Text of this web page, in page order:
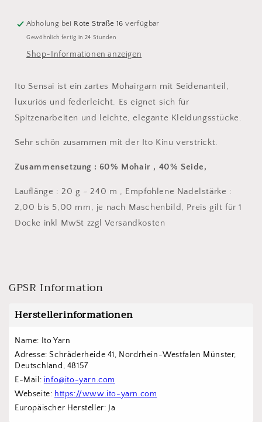
Abholung bei Rote Straße 16 verfügbar
Gewöhnlich fertig in 24 Stunden
Shop-Informationen anzeigen
Ito Sensai ist ein zartes Mohairgarn mit Seidenanteil,
luxuriös und federleicht. Es eignet sich für
Spitzenarbeiten und leichte, elegante Kleidungsstücke.
Sehr schön zusammen mit der Ito Kinu verstrickt.
Zusammensetzung : 60% Mohair , 40% Seide,
Lauflänge : 20 g ~ 240 m , Empfohlene Nadelstärke :
2,00 bis 5,00 mm, je nach Maschenbild, Preis gilt für 1
Docke inkl MwSt zzgl Versandkosten
GPSR Information
Herstellerinformationen
Name: Ito Yarn
Adresse: Schräderheide 41, Nordrhein-Westfalen Münster,
Deutschland, 48157
E-Mail: info@ito-yarn.com
Webseite: https://www.ito-yarn.com
Europäischer Hersteller: Ja